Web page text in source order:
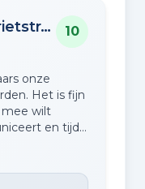
Prinses Margrietstraat 2 n 10
onze
Het is fijn
mee wilt
en tijd
binnen
is recht door